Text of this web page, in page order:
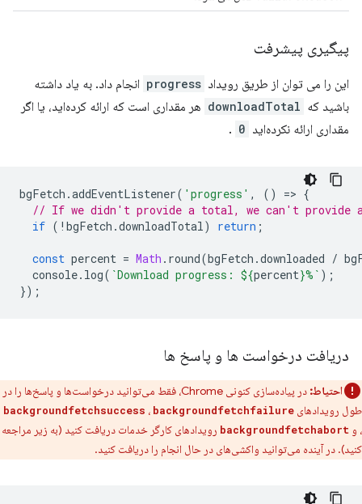
پیگیری پیشرفت
این را می توان از طریق رویداد progress انجام داد. به یاد داشته
باشید که downloadTotal هر مقداری است که ارائه کرده‌اید، یا اگر
مقداری ارائه نکرده‌اید 0
.
bgFetch .addEventListener( 'progress' , () => {
// If we didn't provide a total, we can't provide
if ( ! bgFetch .downloadTotal) return ;
const percent = Math . round(bgFetch .downloaded /
console. log( `Download progress: ${percent}%` );
});
دریافت درخواست ها و پاسخ ها
احتیاط:
در پیاده‌سازی کنونی Chrome، فقط می‌توانید درخواست‌ها و پاسخ‌ها را در
طول رویدادهای
backgroundfetchsuccess ، backgroundfetchfailure
، و backgroundfetchabort رویدادهای کارگر خدمات دریافت کنید (به زیر مراجعه
کنید). در آینده می‌توانید واکشی‌های در حال انجام را دریافت کنید.